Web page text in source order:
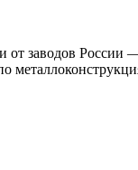
от заводов России